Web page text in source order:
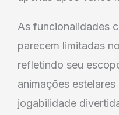
As funcionalidades
parecem limitadas
refletindo seu
animações
jogabilidade